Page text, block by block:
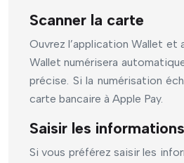
Scanner la carte
Ouvrez l’application Wallet
Wallet numérisera
précise. Si la numérisation
carte bancaire à Apple Pay.
Saisir les
Si vous préférez saisir les